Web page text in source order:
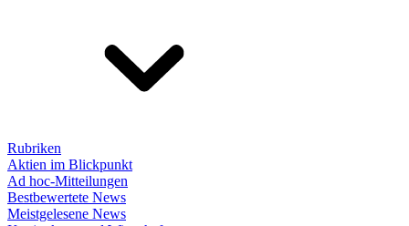
Rubriken
Aktien im Blickpunkt
Ad hoc-Mitteilungen
Bestbewertete News
Meistgelesene News